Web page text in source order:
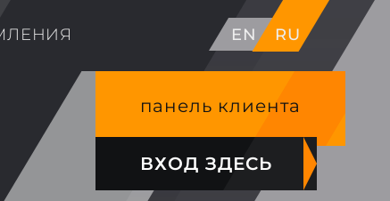
EN RU
панель клиента
ВХОД ЗДЕСЬ